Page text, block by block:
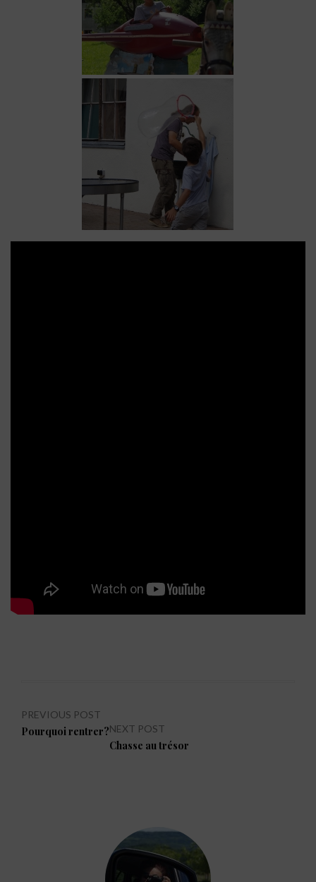
Navigation
de
PREVIOUS POST
Previous
Pourquoi rentrer?NEXT POST
Next
Chasse au trésor